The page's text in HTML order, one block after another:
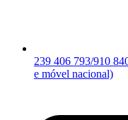
239 406 793/910
e móvel nacional)